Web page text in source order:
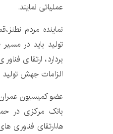
عملیاتی نمایند.
نماینده مردم
تولید باید در
بردارد، ارتقای
الزامات جهش
عضو کمیسیون
بانک مرکزی در
ها،ارتقای فناوری